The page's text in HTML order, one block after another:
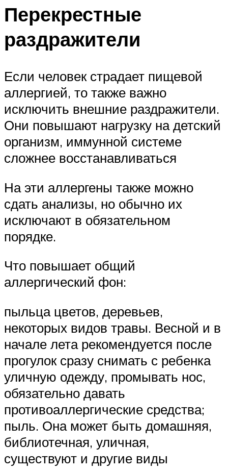
Перекрестные
раздражители
Если человек страдает пищевой
аллергией, то также важно
исключить внешние раздражители.
Они повышают нагрузку на детский
организм, иммунной системе
сложнее восстанавливаться
На эти аллергены также можно
сдать анализы, но обычно их
исключают в обязательном
порядке.
Что повышает общий
аллергический фон:
пыльца цветов, деревьев,
некоторых видов травы. Весной и в
начале лета рекомендуется после
прогулок сразу снимать с ребенка
уличную одежду, промывать нос,
обязательно давать
противоаллергические средства;
пыль. Она может быть домашняя,
библиотечная, уличная,
существуют и другие виды